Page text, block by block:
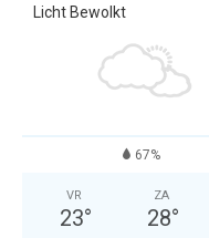
Licht Bewolkt
67%
VR
23°
ZA
28°